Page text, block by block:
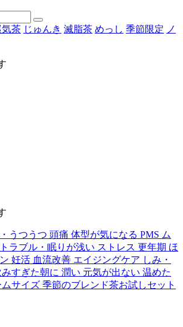
気茶 じゅんき 滅脂茶 めっし 季節限定 ノ
うつうつ 頭痛 体型が気になる PMS ム
ラブル・眠りが浅い ストレス 更年期 ほ
妊活 血流改善 エイジングケア しみ・
すぎた朝に 潤い 元気が出ない 温めた
ムサイズ 季節のブレンド茶お試しセット